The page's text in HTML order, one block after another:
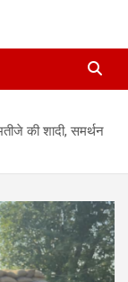
की शादी, समर्थन